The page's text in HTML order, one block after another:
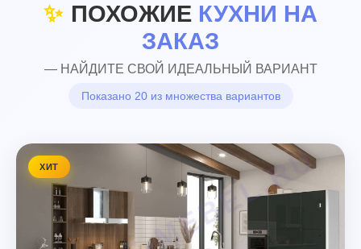
✨ ПОХОЖИЕ КУХНИ НА
ЗАКАЗ
— НАЙДИТЕ СВОЙ ИДЕАЛЬНЫЙ ВАРИАНТ
Показано 20 из множества вариантов
ХИТ